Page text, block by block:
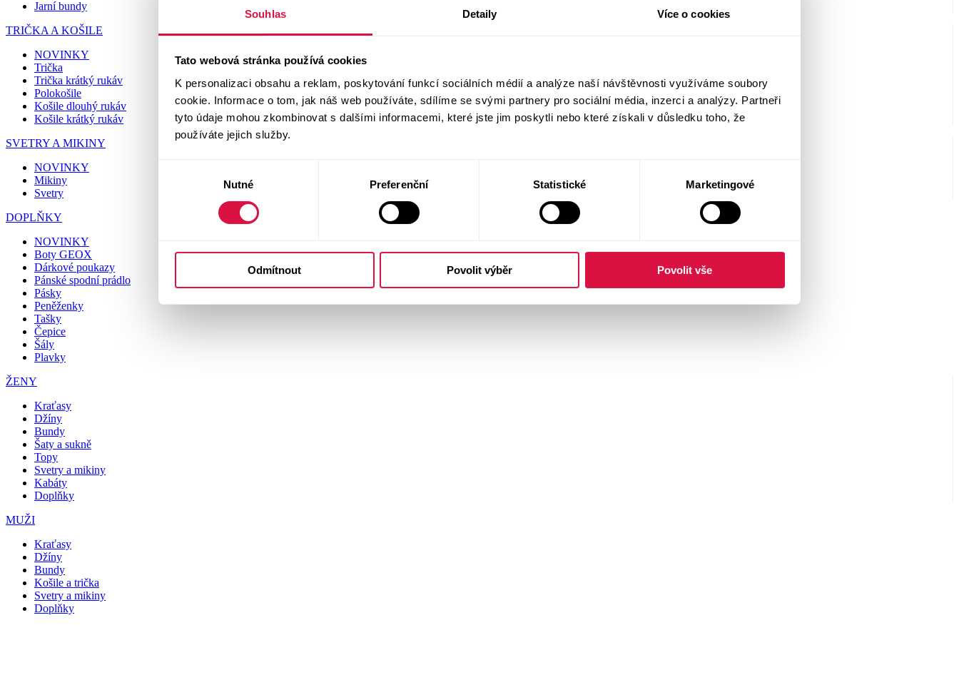
Souhlas Detaily Více o cookies
Tato webová stránka používá cookies
K personalizaci obsahu a reklam, poskytování funkcí sociálních médií a analýze naší návštěvnosti využíváme soubory
cookie. Informace o tom, jak náš web používáte, sdílíme se svými partnery pro sociální média, inzerci a analýzy. Partneři
tyto údaje mohou zkombinovat s dalšími informacemi, které jste jim poskytli nebo které získali v důsledku toho, že
používáte jejich služby.
Nutné Preferenční Statistické Marketingové
Odmítnout Povolit výběr Povolit vše
Jarní bundy
TRIČKA A KOŠILE
NOVINKY
Trička
Trička krátký rukáv
Polokošile
Košile dlouhý rukáv
Košile krátký rukáv
SVETRY A MIKINY
NOVINKY
Mikiny
Svetry
DOPLŇKY
NOVINKY
Boty GEOX
Dárkové poukazy
Pánské spodní prádlo
Pásky
Peněženky
Tašky
Čepice
Šály
Plavky
ŽENY
Kraťasy
Džíny
Bundy
Šaty a sukně
Topy
Svetry a mikiny
Kabáty
Doplňky
MUŽI
Kraťasy
Džíny
Bundy
Košile a trička
Svetry a mikiny
Doplňky